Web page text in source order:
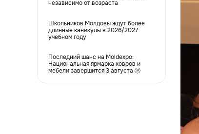
независимо от возраста
Школьников Молдовы ждут более
длинные каникулы в 2026/2027
учебном году
Последний шанс на Moldexpo:
Национальная ярмарка ковров и
мебели завершится 3 августа Ⓟ